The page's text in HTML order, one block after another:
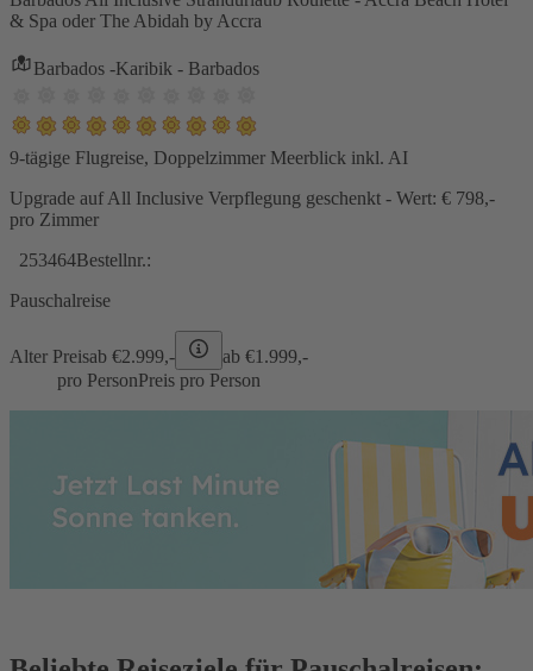
& Spa oder The Abidah by Accra
Barbados -Karibik - Barbados
9-tägige Flugreise, Doppelzimmer Meerblick inkl. AI
Upgrade auf All Inclusive Verpflegung geschenkt - Wert: € 798,-
pro Zimmer
253464Bestellnr.:
Pauschalreise
Alter Preisab €2.999,- ab €1.999,-
pro PersonPreis pro Person